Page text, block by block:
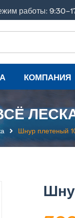
работы: 9:30-
КОМПАНИЯ
Шнур плетеный